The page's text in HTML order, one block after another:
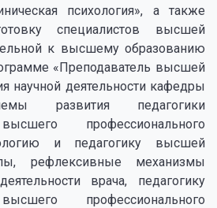
психология», а также
специалистов высшей
к высшему образованию
«Преподаватель высшей
научной деятельности кафедры
развития педагогики
профессионального
и педагогику высшей
рефлексивные механизмы
врача, педагогику
профессионального